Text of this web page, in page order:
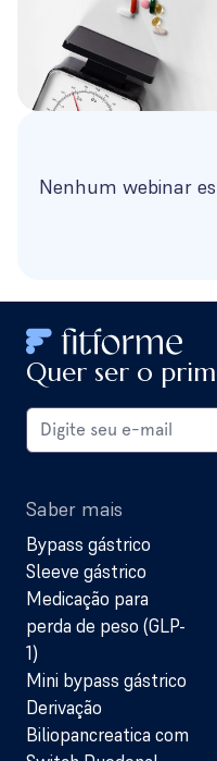
Nenhum webinar
Quer ser o
Saber mais
Bypass gástrico
Sleeve gástrico
Medicação para
perda de peso (GLP-
1)
Mini bypass gástrico
Derivação
Biliopancreatica com